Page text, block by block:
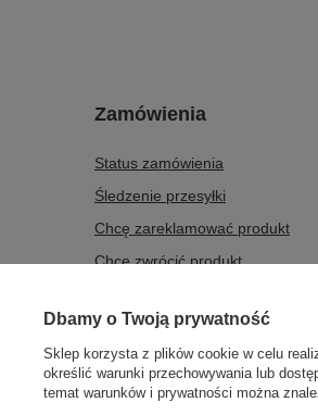
Zamówienia
Status zamówienia
Śledzenie przesyłki
Chcę zareklamować produkt
Chcę zwrócić produkt
Kontakt
Dbamy o Twoją prywatność
Sklep korzysta z plików cookie w celu
określić warunki przechowywania lub
temat warunków i prywatności można